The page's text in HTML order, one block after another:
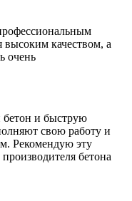
высоким качеством, а
очень
бетон и быструю
свою работу и
Рекомендую эту
бетона